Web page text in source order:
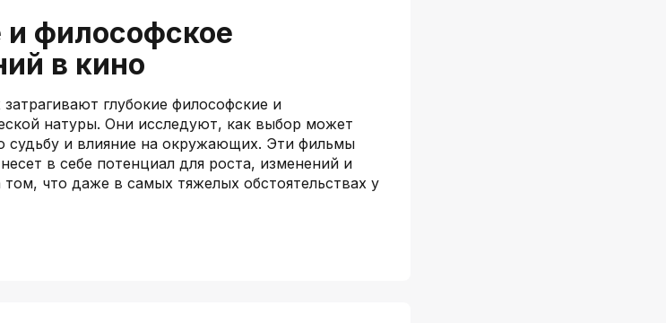
и философское
в кино
глубокие философские и
натуры. Они исследуют, как выбор может
судьбу и влияние на окружающих. Эти фильмы
в себе потенциал для роста, изменений и
что даже в самых тяжелых обстоятельствах у